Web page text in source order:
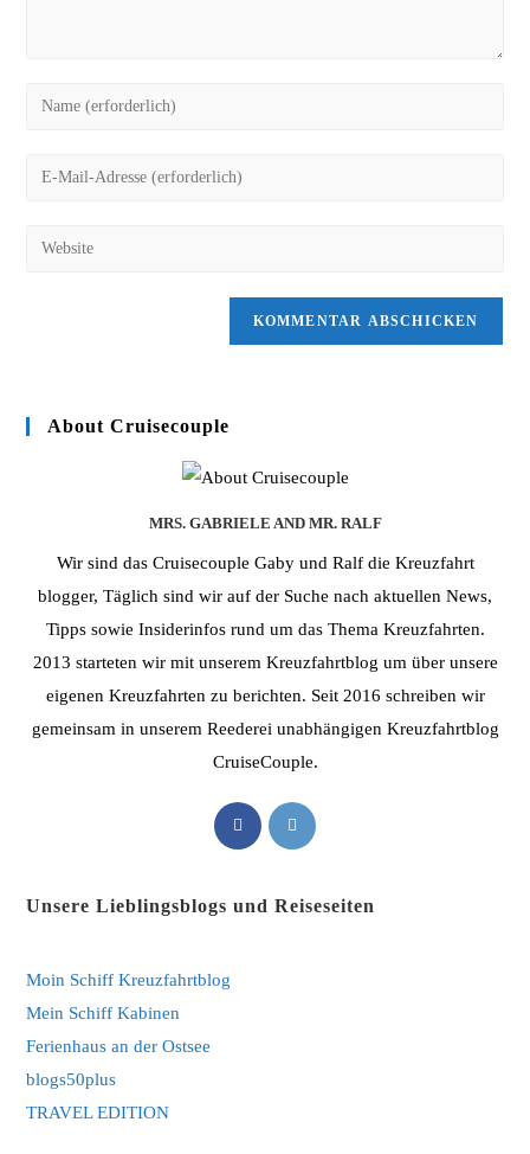
Gib
oder
zum
Gib
Mail-
Gib
About Cruisecouple
MRS. GABRIELE AND MR. RALF
Wir sind das Cruisecouple Gaby und Ralf die Kreuzfahrt
blogger, Täglich sind wir auf der Suche nach aktuellen News,
Tipps sowie Insiderinfos rund um das Thema Kreuzfahrten.
2013 starteten wir mit unserem Kreuzfahrtblog um über unsere
eigenen Kreuzfahrten zu berichten. Seit 2016 schreiben wir
gemeinsam in unserem Reederei unabhängigen Kreuzfahrtblog
CruiseCouple.
Opens
new
Opens
new
Unsere Lieblingsblogs und Reiseseiten
Moin Schiff Kreuzfahrtblog
Mein Schiff Kabinen
Ferienhaus an der Ostsee
blogs50plus
TRAVEL EDITION